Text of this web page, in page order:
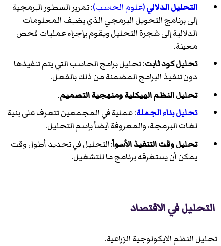
التحليل الدلالي(علوم الحاسب): تمرير السطور البرمجية
إلى برنامج التحويل البرمجي الذي يضيف المعلومات
الدلالية إلى شجرة التحليل ويقوم بإجراء عمليات فحص
معينة.
تحليل كود ثابت: تحليل برامج الحاسب التي يتم تنفيذها
دون تنفيذ البرامج المضمنة من ذلك بالفعل.
تحليل النظم الهيكلية ومنهجية التصميم.
تحليل بناء الجملة: عملية في المجمعين تتعرف على بنية
لغات البرمجة، والمعروفة أيضاً بإسم التحليل.
تحليل وقت التنفيذ الأسوأ: التحليل في تحديد أطول وقت
يمكن أن يستغرقه برنامج ما للتشغيل.
التحليل في الاقتصاد
تحليل النظم الايكولوجية الزراعية.